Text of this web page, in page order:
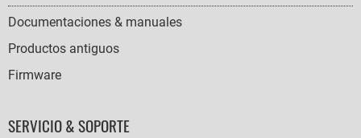
Documentaciones & manuales
Productos antiguos
Firmware
SERVICIO & SOPORTE